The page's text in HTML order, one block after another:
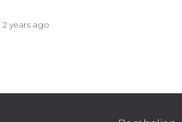
2 yearsago